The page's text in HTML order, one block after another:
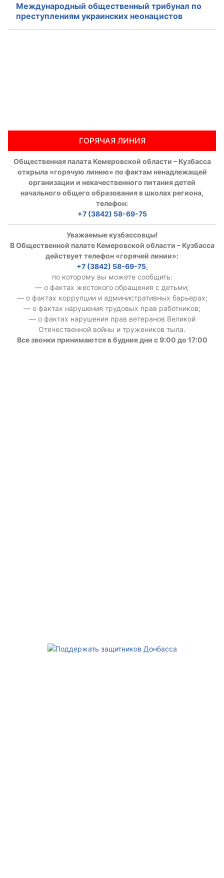
Международный общественный трибунал по
преступлениям украинских неонацистов
ГОРЯЧАЯ ЛИНИЯ
Общественная палата Кемеровской области – Кузбасса
открыла «горячую линию» по фактам ненадлежащей
организации и некачественного питания детей
начального общего образования в школах региона,
телефон:
+7 (3842) 58-69-75
Уважаемые кузбассовцы!
В Общественной палате Кемеровской области – Кузбасса
действует телефон «горячей линии»:
+7 (3842) 58-69-75,
по которому вы можете сообщить:
— о фактах жестокого обращения с детьми;
— о фактах коррупции и административных барьерах;
— о фактах нарушения трудовых прав работников;
— о фактах нарушения прав ветеранов Великой
Отечественной войны и тружеников тыла.
Все звонки принимаются в будние дни с 9:00 до 17:00